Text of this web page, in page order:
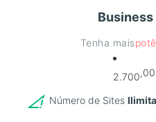
Tenha mais
2.700,00
Número de Sites